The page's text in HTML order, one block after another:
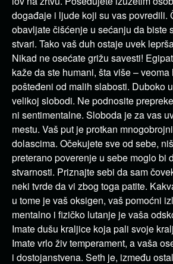
događaje i ljude koji su vas povredili.
obavljate čišćenje u sećanju da biste
stvari. Tako vaš duh ostaje uvek
Nikad ne osećate grižu savesti!
kaže da ste humani, šta više –
pošteđeni od malih slabosti. Duboko
velikoj slobodi. Ne podnosite
ni sentimentalne. Sloboda je za vas
mestu. Vaš put je protkan
dolascima. Očekujete sve od sebe,
preterano poverenje u sebe moglo bi
stvarnosti. Priznajte sebi da sam
neki tvrde da vi zbog toga patite.
u tome je vaš oksigen, vaš pomoćni
mentalno i fizičko lutanje je vaša
Imate dušu kraljice koja pali svoje
Imate vrlo živ temperament, a vaša
i dostojanstvena. Seth je, između